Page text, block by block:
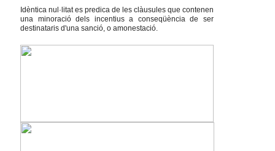
Idèntica nul·litat es predica de les clàusules que contenen
una minoració dels incentius a conseqüència de ser
destinataris d'una sanció, o amonestació.